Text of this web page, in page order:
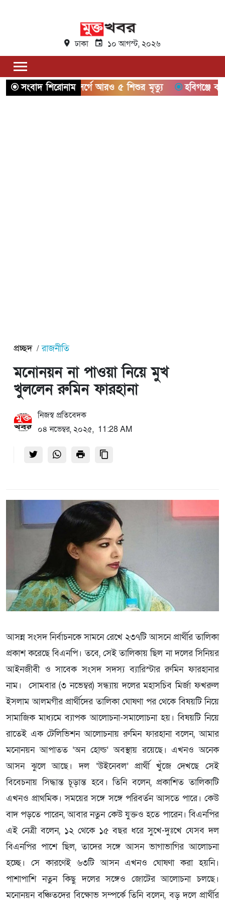
ঢাকা ১০ আগস্ট, ২০২৬
সংবাদ শিরোনাম
দেশে হাম উপসর্গে আরও ৫ শিশুর মৃত্যু হবিগঞ্জে বাস-
প্রচ্ছদ রাজনীতি
মনোনয়ন না পাওয়া নিয়ে মুখ
খুললেন রুমিন ফারহানা
নিজস্ব প্রতিবেদক
০৪ নভেম্বর, ২০২৫, 11:28 AM
আসন্ন সংসদ নির্বাচনকে সামনে রেখে ২৩৭টি আসনে প্রার্থীর তালিকা
প্রকাশ করেছে বিএনপি। তবে, সেই তালিকায় ছিল না দলের সিনিয়র
আইনজীবী ও সাবেক সংসদ সদস্য ব্যারিস্টার রুমিন ফারহানার
নাম। সোমবার (৩ নভেম্বর) সন্ধ্যায় দলের মহাসচিব মির্জা ফখরুল
ইসলাম আলমগীর প্রার্থীদের তালিকা ঘোষণা পর থেকে বিষয়টি নিয়ে
সামাজিক মাধ্যমে ব্যাপক আলোচনা-সমালোচনা হয়। বিষয়টি নিয়ে
রাতেই এক টেলিভিশন আলোচনায় রুমিন ফারহানা বলেন, আমার
মনোনয়ন আপাতত ‘অন হোল্ড’ অবস্থায় রয়েছে। এখনও অনেক
আসন ঝুলে আছে। দল ‘উইনেবল’ প্রার্থী খুঁজে দেখছে সেই
বিবেচনায় সিদ্ধান্ত চূড়ান্ত হবে। তিনি বলেন, প্রকাশিত তালিকাটি
এখনও প্রাথমিক। সময়ের সঙ্গে সঙ্গে পরিবর্তন আসতে পারে। কেউ
বাদ পড়তে পারেন, আবার নতুন কেউ যুক্তও হতে পারেন। বিএনপির
এই নেত্রী বলেন, ১২ থেকে ১৫ বছর ধরে সুখে-দুঃখে যেসব দল
বিএনপির পাশে ছিল, তাদের সঙ্গে আসন ভাগাভাগির আলোচনা
হচ্ছে। সে কারণেই ৬৩টি আসন এখনও ঘোষণা করা হয়নি।
পাশাপাশি নতুন কিছু দলের সঙ্গেও জোটের আলোচনা চলছে।
মনোনয়ন বঞ্চিতদের বিক্ষোভ সম্পর্কে তিনি বলেন, বড় দলে প্রার্থীর